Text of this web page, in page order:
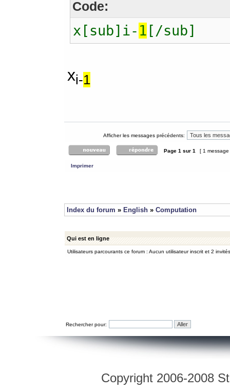
Code:
x[sub]i- 1 [/sub]
xi-1
Afficher les messages précédents:
Page 1 sur 1 [ 1
Imprimer
Index du forum » English » Computation
Qui est en ligne
Utilisateurs parcourants ce forum : Aucun utilisateur inscrit et 2 invités
Rechercher pour:
Copyright 2006-2008